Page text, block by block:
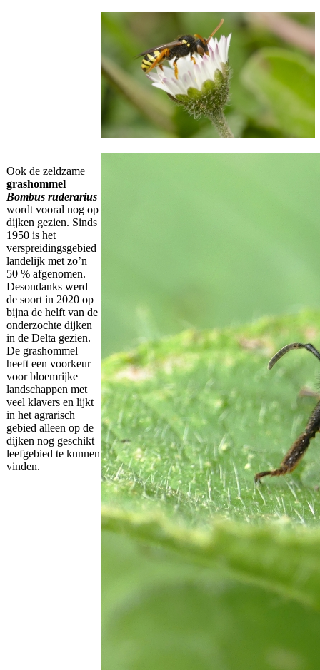
Ook de zeldzame
grashommel
Bombus ruderarius
wordt vooral nog op
dijken gezien. Sinds
1950 is het
verspreidingsgebied
landelijk met zo’n
50 % afgenomen.
Desondanks werd
de soort in 2020 op
bijna de helft van de
onderzochte dijken
in de Delta gezien.
De grashommel
heeft een voorkeur
voor bloemrijke
landschappen met
veel klavers en lijkt
in het agrarisch
gebied alleen op de
dijken nog geschikt
leefgebied te kunnen
vinden.